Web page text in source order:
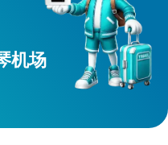
机场